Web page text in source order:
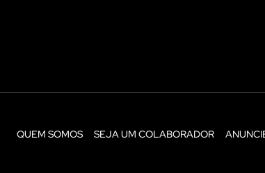
QUEM SOMOS SEJA UM COLABORADOR